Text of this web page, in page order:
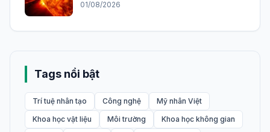
01/08/2026
Tags nổi bật
Trí tuệ nhân tạo Công nghệ
Mỹ nhân Việt
Khoa học vật liệu
Môi trường
Khoa học không gian